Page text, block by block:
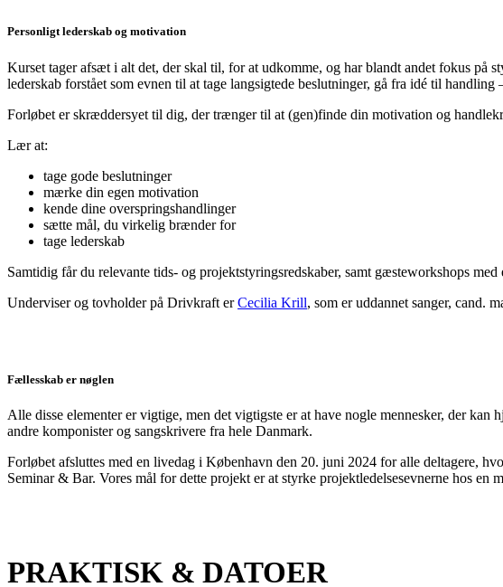
Personligt lederskab og motivation
Kurset tager afsæt i alt det, der skal til, for at udkomme, og har blandt andet fokus på
lederskab forstået som evnen til at tage langsigtede beslutninger, gå fra idé til
Forløbet er skræddersyet til dig, der trænger til at (gen)finde din motivation og
Lær at:
tage gode beslutninger
mærke din egen motivation
kende dine overspringshandlinger
sætte mål, du virkelig brænder for
tage lederskab
Samtidig får du relevante tids- og projektstyringsredskaber, samt gæsteworkshops
Underviser og tovholder på Drivkraft erCecilia Krill, som er uddannet sanger, cand.
Fællesskab er nøglen
Alle disse elementer er vigtige, men det vigtigste er at have nogle mennesker, der
andre komponister og sangskrivere fra hele Danmark.
Forløbet afsluttes med en livedag i København den 20. juni 2024 for alle deltagere,
Seminar & Bar. Vores mål for dette projekt er at styrke projektledelsesevnerne hos
PRAKTISK & DATOER